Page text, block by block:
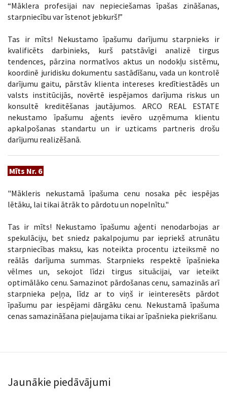
“Māklera profesijai nav nepieciešamas īpašas zināšanas,
starpniecību var īstenot jebkurš!”
Tas ir mīts! Nekustamo īpašumu darījumu starpnieks ir
kvalificēts darbinieks, kurš patstāvīgi analizē tirgus
tendences, pārzina normatīvos aktus un nodokļu sistēmu,
koordinē juridisku dokumentu sastādīšanu, vada un kontrolē
darījumu gaitu, pārstāv klienta intereses kredītiestādēs un
valsts institūcijās, novērtē iespējamos darījuma riskus un
konsultē kreditēšanas jautājumos. ARCO REAL ESTATE
nekustamo īpašumu aģents ievēro uzņēmuma klientu
apkalpošanas standartu un ir uzticams partneris drošu
darījumu realizēšanā.
Mīts Nr. 6
"Mākleris nekustamā īpašuma cenu nosaka pēc iespējas
lētāku, lai tikai ātrāk to pārdotu un nopelnītu."
Tas ir mīts! Nekustamo īpašumu aģenti nenodarbojas ar
spekulāciju, bet sniedz pakalpojumu par iepriekš atrunātu
starpniecības maksu, kas noteikta procentu izteiksmē no
reālās darījuma summas. Starpnieks respektē īpašnieka
vēlmes un, sekojot līdzi tirgus situācijai, var ieteikt
optimālāko cenu. Samazinot pārdošanas cenu, samazinās arī
starpnieka peļņa, līdz ar to viņš ir ieinteresēts pārdot
īpašumu par iespējami dārgāku cenu. Nekustamā īpašuma
cenas samazināšana pieļaujama tikai ar īpašnieka piekrišanu.
Jaunākie piedāvājumi